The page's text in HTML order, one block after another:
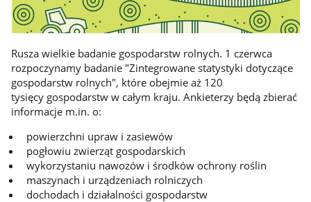
Rusza wielkie badanie gospodarstw rolnych. 1 czerwca
rozpoczynamy badanie "Zintegrowane statystyki dotyczące
gospodarstw rolnych", które obejmie aż 120
tysięcy gospodarstw w całym kraju. Ankieterzy będą zbierać
informacje m.in. o:
powierzchni upraw i zasiewów
pogłowiu zwierząt gospodarskich
wykorzystaniu nawozów i środków ochrony roślin
maszynach i urządzeniach rolniczych
dochodach i działalności gospodarstw